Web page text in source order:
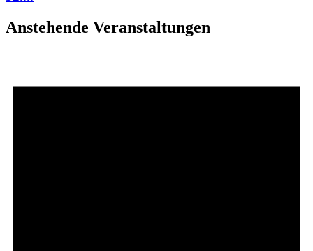
Anstehende Veranstaltungen